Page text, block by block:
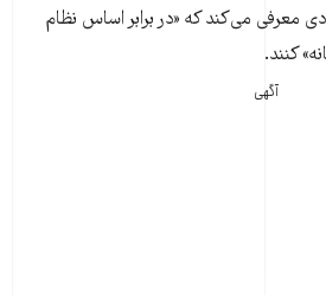
معرفی می‌کند که «در برابر اساس نظام
کنند.
آگهی